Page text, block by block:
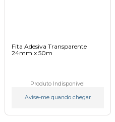
Fita Adesiva Transparente
24mm x 50m
Produto Indisponível
Avise-me quando chegar